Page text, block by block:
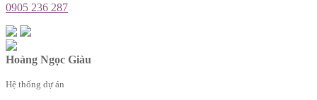
0905 236 287
Hoàng Ngọc Giàu
Hệ thống dự án